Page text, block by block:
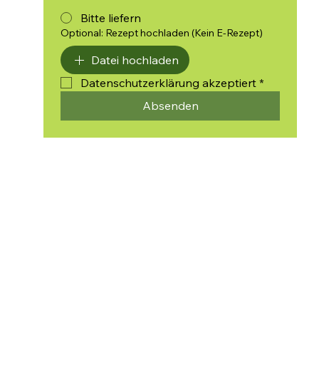
Bitte liefern
Optional: Rezept hochladen (Kein E-Rezept)
Datei hochladen
Datenschutzerklärung akzeptiert *
Absenden